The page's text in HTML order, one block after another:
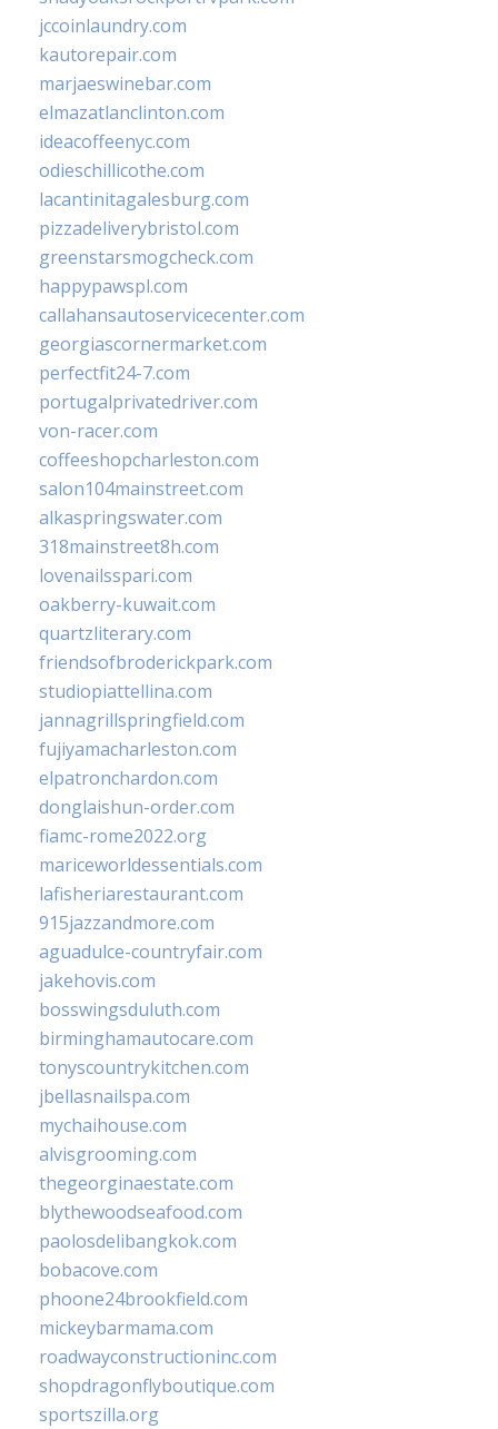
jccoinlaundry.com
kautorepair.com
marjaeswinebar.com
elmazatlanclinton.com
ideacoffeenyc.com
odieschillicothe.com
lacantinitagalesburg.com
pizzadeliverybristol.com
greenstarsmogcheck.com
happypawspl.com
callahansautoservicecenter.com
georgiascornermarket.com
perfectfit24-7.com
portugalprivatedriver.com
von-racer.com
coffeeshopcharleston.com
salon104mainstreet.com
alkaspringswater.com
318mainstreet8h.com
lovenailsspari.com
oakberry-kuwait.com
quartzliterary.com
friendsofbroderickpark.com
studiopiattellina.com
jannagrillspringfield.com
fujiyamacharleston.com
elpatronchardon.com
donglaishun-order.com
fiamc-rome2022.org
mariceworldessentials.com
lafisheriarestaurant.com
915jazzandmore.com
aguadulce-countryfair.com
jakehovis.com
bosswingsduluth.com
birminghamautocare.com
tonyscountrykitchen.com
jbellasnailspa.com
mychaihouse.com
alvisgrooming.com
thegeorginaestate.com
blythewoodseafood.com
paolosdelibangkok.com
bobacove.com
phoone24brookfield.com
mickeybarmama.com
roadwayconstructioninc.com
shopdragonflyboutique.com
sportszilla.org